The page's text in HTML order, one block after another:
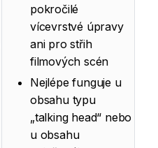
pokročilé
vícevrstvé úpravy
ani pro střih
filmových scén
Nejlépe funguje u
obsahu typu
„talking head“ nebo
u obsahu